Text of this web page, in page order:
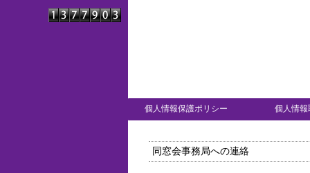
個人情報保護ポリシー 個人情報
同窓会事務局への連絡